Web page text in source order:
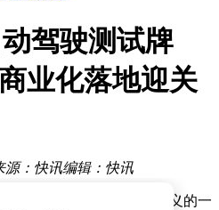
驾驶测试牌
业化落地迎关
源：快讯编辑：快讯
维塔迈出了具有里程碑意义的一